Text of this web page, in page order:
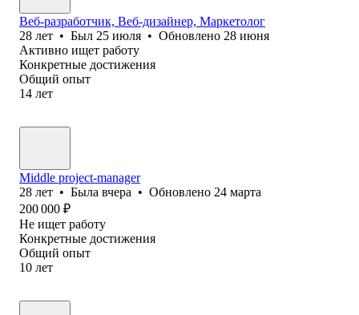
Веб-разработчик, Веб-дизайнер, Маркетолог
28 лет • Был 25 июля • Обновлено 28 июня
Активно ищет работу
Конкретные достижения
Общий опыт
14 лет
Middle project-manager
28 лет • Была вчера • Обновлено 24 марта
200 000 ₽
Не ищет работу
Конкретные достижения
Общий опыт
10 лет